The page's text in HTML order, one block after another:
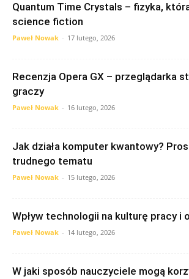
Quantum Time Crystals – fizyka,
science fiction
Paweł Nowak - 17 lutego, 2026
Recenzja Opera GX – przeglądarka
graczy
Paweł Nowak - 16 lutego, 2026
Jak działa komputer kwantowy?
trudnego tematu
Paweł Nowak - 15 lutego, 2026
Wpływ technologii na kulturę pracy i
Paweł Nowak - 14 lutego, 2026
W jaki sposób nauczyciele mogą